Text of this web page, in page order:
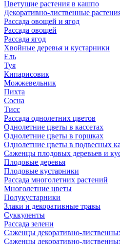
Цветущие растения в кашпо
Декоративно-лиственные
Рассада овощей и ягод
Рассада овощей
Рассада ягод
Хвойные деревья и кустарники
Ель
Туя
Кипарисовик
Можжевельник
Пихта
Сосна
Тисc
Рассада однолетних цветов
Однолетние цветы в кассетах
Однолетние цветы в горшках
Однолетние цветы в подвесных
Саженцы плодовых деревьев и
Плодовые деревья
Плодовые кустарники
Рассада многолетних растений
Многолетние цветы
Полукустарники
Злаки и декоративные травы
Суккуленты
Рассада зелени
Саженцы декоративно-
Саженцы декоративно-